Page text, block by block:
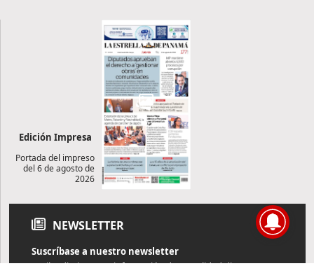
Edición Impresa
Portada del impreso
del 6 de agosto de
2026
NEWSLETTER
Suscríbase a nuestro newsletter
Reciba diariamente información de actualidad directamente en